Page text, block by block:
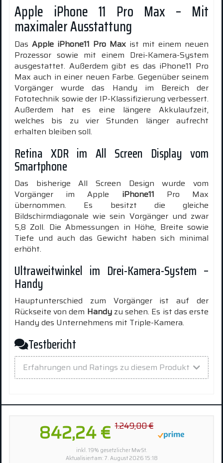
Apple iPhone 11 Pro Max – Mit
maximaler Ausstattung
Das Apple iPhone11 Pro Max ist mit einem neuen
Prozessor sowie mit einem Drei-Kamera-System
ausgestattet. Außerdem gibt es das iPhone11 Pro
Max auch in einer neuen Farbe. Gegenüber seinem
Vorgänger wurde das Handy im Bereich der
Fototechnik sowie der IP-Klassifizierung verbessert.
Außerdem hat es eine längere Akkulaufzeit,
welches bis zu vier Stunden länger aufrecht
erhalten bleiben soll.
Retina XDR im All Screen Display vom
Smartphone
Das bisherige All Screen Design wurde vom
Vorgänger im Apple iPhone11 Pro Max
übernommen. Es besitzt die gleiche
Bildschirmdiagonale wie sein Vorgänger und zwar
5,8 Zoll. Die Abmessungen in Höhe, Breite sowie
Tiefe und auch das Gewicht haben sich minimal
erhöht.
Ultraweitwinkel im Drei-Kamera-System –
Handy
Hauptunterschied zum Vorgänger ist auf der
Rückseite von dem Handyzu sehen. Es ist das erste
Handy des Unternehmens mit Triple-Kamera.
Testbericht
Erfahrungen und Ratings zu diesem Produkt
842,24 €1.249,00 €
inkl. 19% gesetzlicher MwSt.
Aktualisiert am: 7. August 2026 15:18